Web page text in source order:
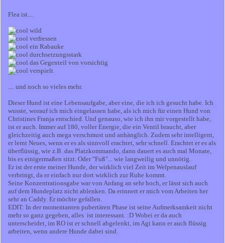
Flea ist....
wild
verfressen
ein Rabauke
durchsetzungsstark
das Gegenteil von vorsichtig
verspielt
.... und noch so vieles mehr.
Dieser Hund ist eine Lebensaufgabe, aber eine, die ich ich gesucht habe. Ich
wusste, worauf ich mich eingelassen habe, als ich mich für einen Hund von
Christines Franja entschied. Und genauso, wie ich ihn mir vorgestellt habe,
ist er auch. Immer auf 180, voller Energie, die ein Ventil braucht, aber
gleichzeitig auch mega verschmust und anhänglich. Zudem sehr intelligent,
er lernt Neues, wenn er es als sinnvoll erachtet, sehr schnell. Erachtet er es als
überflüssig, wie z.B. das Platzkommando, dann dauert es auch mal Monate,
bis es einigermaßen sitzt. Oder "Fuß"... wie langweilig und unnötig.
Er ist der erste meiner Hunde, der wirklich viel Zeit im Welpenauslauf
verbringt, da er einfach nur dort wirklich zur Ruhe kommt.
Seine Konzentrationsgabe war von Anfang an sehr hoch, er lässt sich auch
auf dem Hundeplatz nicht ablenken. Da erinnert er mich vom Arbeiten her
sehr an Caddy. Er möchte gefallen.
EDIT: In der momentanten pubertären Phase ist seine Aufmerksamkeit nicht
mehr so ganz gegeben, alles ist interessant. :D Wobei er da auch
unterscheidet, im RO ist er schnell abgelenkt, im Agi kann er auch flüssig
arbeiten, wenn andere Hunde dabei sind.